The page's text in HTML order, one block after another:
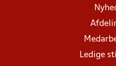
Ledige